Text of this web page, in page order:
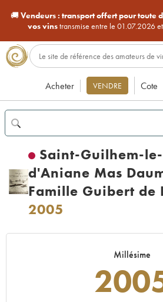
🚚Vendeurs : transport offert pour toute
vos vinstransmise entre le 01.07.2026
Acheter VENDRE Cote
Saint-Guilhem-
d'Aniane Mas
Famille Guibert de
2005
Millésime